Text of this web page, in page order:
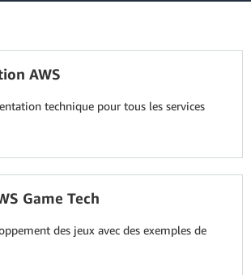
AWS
technique pour tous les services
Game Tech
des jeux avec des exemples de